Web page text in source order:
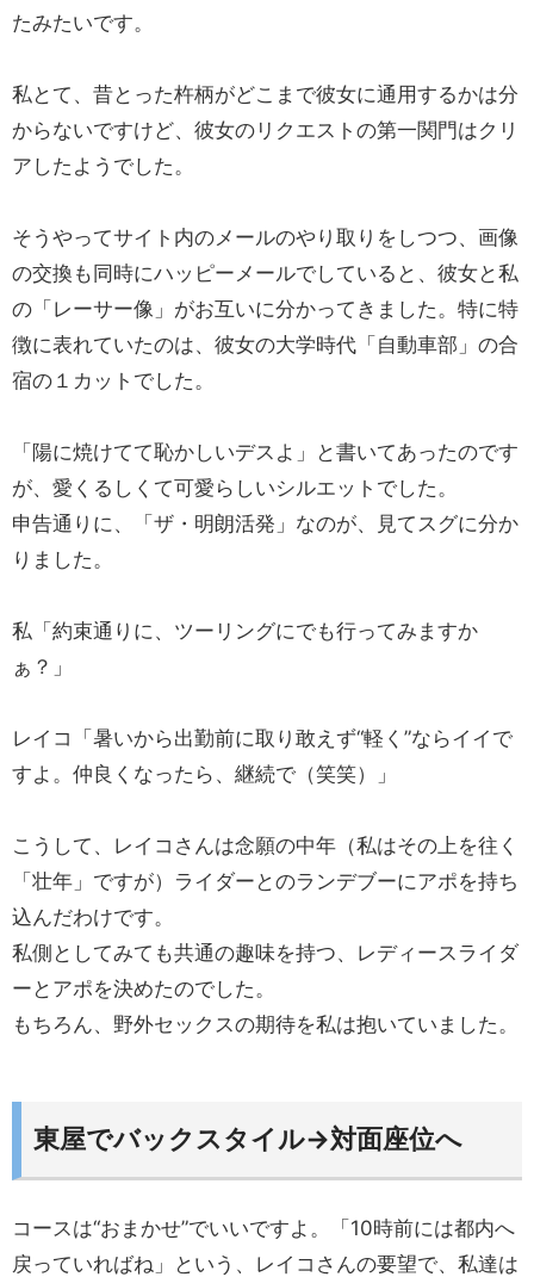
たみたいです。
私とて、昔とった杵柄がどこまで彼女に通用するかは分
からないですけど、彼女のリクエストの第一関門はクリ
アしたようでした。
そうやってサイト内のメールのやり取りをしつつ、画像
の交換も同時にハッピーメールでしていると、彼女と私
の「レーサー像」がお互いに分かってきました。特に特
徴に表れていたのは、彼女の大学時代「自動車部」の合
宿の１カットでした。
「陽に焼けてて恥かしいデスよ」と書いてあったのです
が、愛くるしくて可愛らしいシルエットでした。
申告通りに、「ザ・明朗活発」なのが、見てスグに分か
りました。
私「約束通りに、ツーリングにでも行ってみますか
ぁ？」
レイコ「暑いから出勤前に取り敢えず“軽く”ならイイで
すよ。仲良くなったら、継続で（笑笑）」
こうして、レイコさんは念願の中年（私はその上を往く
「壮年」ですが）ライダーとのランデブーにアポを持ち
込んだわけです。
私側としてみても共通の趣味を持つ、レディースライダ
ーとアポを決めたのでした。
もちろん、野外セックスの期待を私は抱いていました。
東屋でバックスタイル→対面座位へ
コースは“おまかせ”でいいですよ。「10時前には都内へ
戻っていればね」という、レイコさんの要望で、私達は